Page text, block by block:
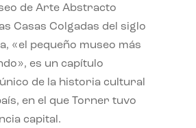
de Arte Abstracto
Casas Colgadas del siglo
«el pequeño museo más
es un capítulo
de la historia cultural
en el que Torner tuvo
capital.